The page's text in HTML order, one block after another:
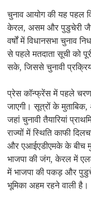
चुनाव आयोग की यह पहल
केरल, असम और पुडुचेरी जैसे
वर्षों में विधानसभा चुनाव
से पहले मतदाता सूची को
सके, जिससे चुनावी
प्रेस कॉन्फ्रेंस में पहले चरण
जाएगी। सूत्रों के
जहां चुनावी तैयारियां
राज्यों में स्थिति काफी
और एआईएडीएमके के बीच
भाजपा की जंग, केरल में
में भाजपा की पकड़ और
भूमिका अहम रहने वाली है।